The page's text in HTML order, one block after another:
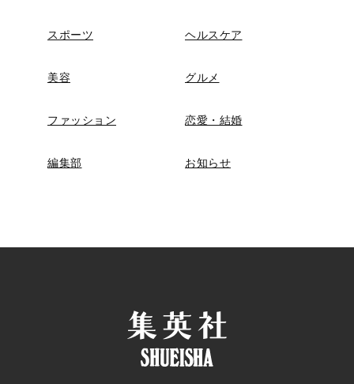
スポーツ ヘルスケア
美容 グルメ
ファッション 恋愛・結婚
編集部 お知らせ